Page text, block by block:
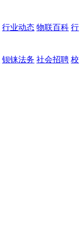
行业动态 物联百科 行
钡铼法务 社会招聘 校